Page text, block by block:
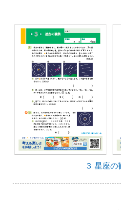
３ 星座の